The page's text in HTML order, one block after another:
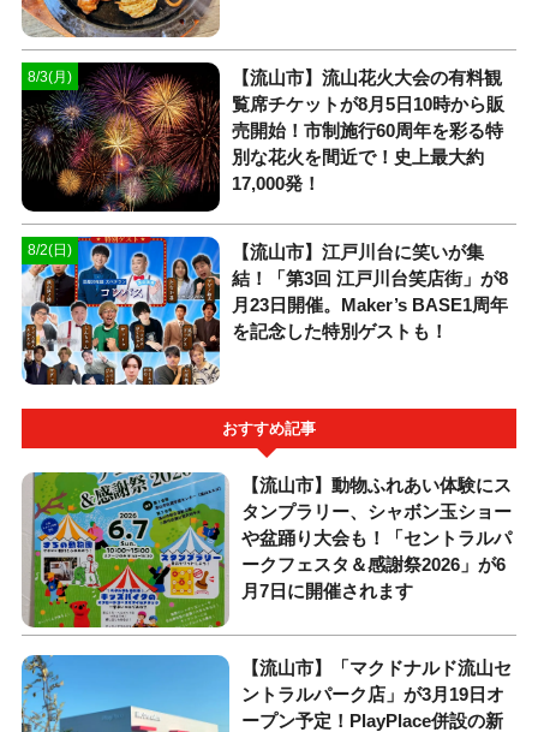
8/3(月)
【流山市】流山花火大会の有料観
覧席チケットが8月5日10時から販
売開始！市制施行60周年を彩る特
別な花火を間近で！史上最大約
17,000発！
8/2(日)
【流山市】江戸川台に笑いが集
結！「第3回 江戸川台笑店街」が8
月23日開催。Maker’s BASE1周年
を記念した特別ゲストも！
おすすめ記事
【流山市】動物ふれあい体験にス
タンプラリー、シャボン玉ショー
や盆踊り大会も！「セントラルパ
ークフェスタ＆感謝祭2026」が6
月7日に開催されます
【流山市】「マクドナルド流山セ
ントラルパーク店」が3月19日オ
ープン予定！PlayPlace併設の新